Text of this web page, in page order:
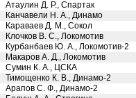
Атаулин Д. Р., Спартак
Канчавели Н. А., Динамо
Караваев Д. М., Сокол
Клочков В. С., Локомотив
Курбанбаев Ю. А., Локомотив-2
Макаров А. Д., Локомотив
Сумин К. А., ЦСКА
Тимощенко К. В., Динамо-2
Арапов С. Ф., Динамо-2